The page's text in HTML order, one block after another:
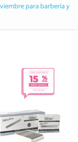
para barbería y